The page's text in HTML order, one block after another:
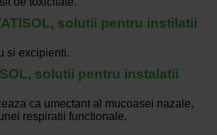
solutii pentru instilatii
si excipienti.
solutii pentru instalatii
ca umectant al mucoasei nazale,
respiratii functionale.